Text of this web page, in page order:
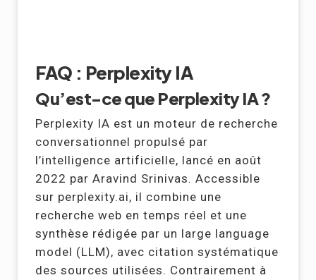
FAQ : Perplexity IA
Qu’est-ce que Perplexity IA ?
Perplexity IA est un moteur de recherche
conversationnel propulsé par
l’intelligence artificielle, lancé en août
2022 par Aravind Srinivas. Accessible
sur perplexity.ai, il combine une
recherche web en temps réel et une
synthèse rédigée par un large language
model (LLM), avec citation systématique
des sources utilisées. Contrairement à